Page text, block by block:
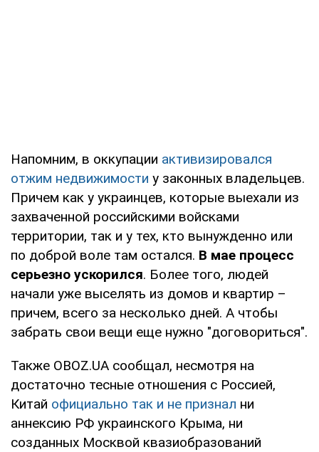
Напомним, в оккупации активизировался
отжим недвижимости у законных владельцев.
Причем как у украинцев, которые выехали из
захваченной российскими войсками
территории, так и у тех, кто вынужденно или
по доброй воле там остался. В мае процесс
серьезно ускорился. Более того, людей
начали уже выселять из домов и квартир –
причем, всего за несколько дней. А чтобы
забрать свои вещи еще нужно "договориться".
Также OBOZ.UA сообщал, несмотря на
достаточно тесные отношения с Россией,
Китай официально так и не признал ни
аннексию РФ украинского Крыма, ни
созданных Москвой квазиобразований